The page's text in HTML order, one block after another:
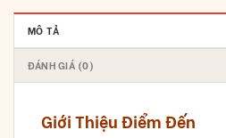
MÔ TẢ
ĐÁNH GIÁ (0)
Giới Thiệu Điểm Đến